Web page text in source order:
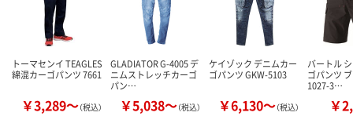
トーマセンイ TEAGLES
綿混カーゴパンツ 7661
￥3,289～（税込）
GLADIATOR G-4005 デ
ニムストレッチカーゴ
パン…
￥5,038～（税込）
ケイゾック デニムカー
ゴパンツ GKW-5103
￥6,130～（税込）
バートル
ゴパンツ
1027-3…
￥